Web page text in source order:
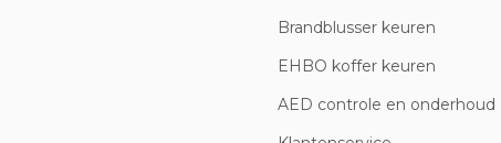
Brandblusser keuren
EHBO koffer keuren
AED controle en onderhoud